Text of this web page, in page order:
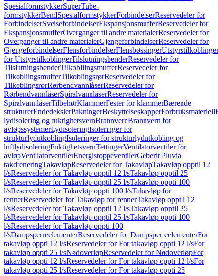
SpesialformstykkerSuperTube-
formstykkerBendSpesialformstykkerForbindelserReservedeler for
ForbindelserSveiseforbindelserEkspansjonsmufferReservedeler for
EkspansjonsmufferOverganger til andre materialerReservedeler for
Overganger til andre materialerGjengeforbindelserReservedeler for
GjengeforbindelserFlensforbindelserFlensbøssingerUtstyrstilkoblinger
for UtstyrstilkoblingerTilslutningsbenderReservedeler for
TilslutningsbenderTilkobliingsmufferReservedeler for
TilkobliingsmufferTilkoblingsrørReservedeler for
TilkoblingsrørRørbendvannlåserReservedeler for
RørbendvannlåserSpiralvannlåserReservedeler for
SpiralvannlåserTilbehørKlammerFester for klammerBærende
strukturerEndedekslerPakningerBeskyttelseskapperForbruksmateriell
lydisolering og fuktighetsvernBrannvernBrannvern for
avløpssystemerLydisoleringIsoleringer for
strukturlydutkoblingIsoleringer for strukturlydutkobling og
luftlydisoleringFuktighetsvernTettingerVentilatorventiler for
avløpVentilatorventilerEnergistoppeventilerGeberit Pluvia
takdreneringTakavløpReservedeler for TakavløpTakavløp opptil 12
l/sReservedeler for Takavløp opptil 12 l/sTakavløp opptil 25
l/sReservedeler for Takavløp opptil 25 l/sTakavløp oppti 100
l/sReservedeler for Takavløp oppti 100 l/sTakavløp for
rennerReservedeler for Takavløp for rennerTakavløp opptil 12
l/sReservedeler for Takavløp opptil 12 l/sTakavløp opptil 25
l/sReservedeler for Takavløp opptil 25 l/sTakavløp oppti 100
l/sReservedeler for Takavløp oppti 100
l/sDampsperreelementerReservedeler for DampsperreelementerFor
takavløp oppti 12 l/sReservedeler for For takavløp oppti 12 l/sFor
takavløp oppti 25 l/sNødoverløpReservedeler for NødoverløpFor
takavløp oppti 12 l/sReservedeler for For takavløp oppti 12 l/sFor
takavløp oppti 25 l/sReservedeler for For takavløp oppti 25